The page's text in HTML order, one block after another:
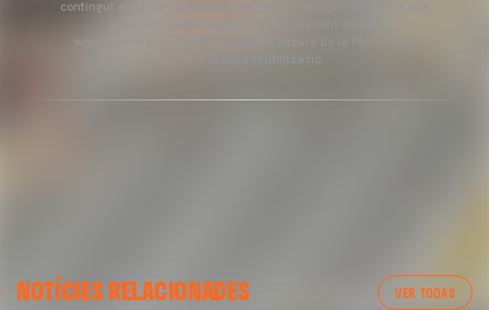
contingut editorial de l'article sempre que es faça referència a la
www.valenciacf.com. Fotografies de Lázaro de la Peña, no es
NOTÍCIES RELACIONADES VER TODAS